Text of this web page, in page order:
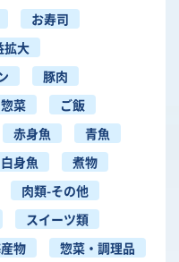
お寿司
拡大
豚肉
惣菜
ご飯
赤身魚
青魚
白身魚
煮物
肉類-その他
スイーツ類
物
惣菜・調理品